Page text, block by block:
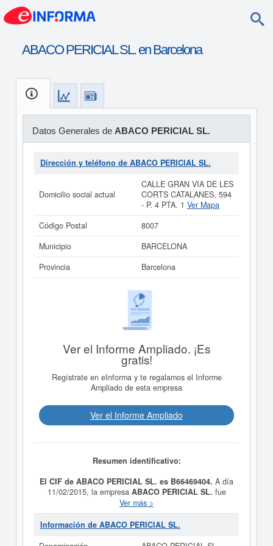
ABACO PERICIAL SL. en Barcelona
Datos Generales de ABACO PERICIAL SL.
Dirección y teléfono de ABACO PERICIAL SL.
Domicilio social actual
CALLE GRAN VIA DE LES
CORTS CATALANES, 594
- P. 4 PTA. 1 Ver Mapa
Código Postal
8007
Municipio
BARCELONA
Provincia
Barcelona
Ver el Informe Ampliado. ¡Es
gratis!
Regístrate en eInforma y te regalamos el Informe
Ampliado de esta empresa
Ver el Informe Ampliado
Resumen identificativo:
El CIF de ABACO PERICIAL SL. es B66469404. A día
11/02/2015, la empresa ABACO PERICIAL SL. fue
formada con el objetivo LA REALIZACION, Y LA
INTERMEDIACION EN LA PRESTACION, DE
PERITAJES DE PARTE Y JUDICIALES, ASI COMO LA
DICHOS CAMPOS. Su categorización en el CNAE es
Ver más >
Información de ABACO PERICIAL SL.